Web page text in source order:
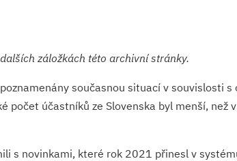
záložkách této archivní stránky.
současnou situací v souvislosti
počet účastníků ze Slovenska byl menší, než
s novinkami, které rok 2021 přinesl v